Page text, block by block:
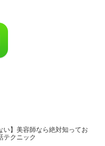
い】美容師なら絶対知ってお
テクニック